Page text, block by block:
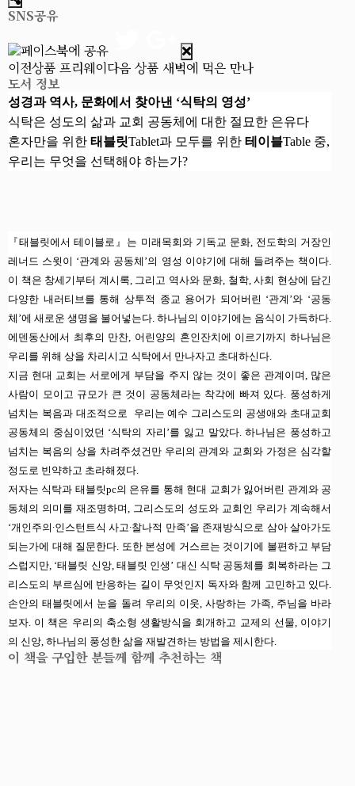
SNS공유
이전상품 프리웨이다음 상품 새벽에 먹은 만나
도서 정보
성경과 역사, 문화에서 찾아낸 ‘식탁의 영성’
식탁은 성도의 삶과 교회 공동체에 대한 절묘한 은유다
혼자만을 위한 태블릿Tablet과 모두를 위한 테이블Table 중,
우리는 무엇을 선택해야 하는가?
『태블릿에서 테이블로 』 는 미래목회와 기독교 문화, 전도학의 거장인
레너드 스윗이 ‘관계와 공동체 ’의 영성 이야기에 대해 들려주는 책이다.
이 책은 창세기부터 계시록, 그리고 역사와 문화, 철학, 사회 현상에 담긴
다양한 내러티브를 통해 상투적 종교 용어가 되어버린 ‘관계 ’와 ‘공동
체 ’에 새로운 생명을 불어넣는다. 하나님의 이야기에는 음식이 가득하다.
에덴동산에서 최후의 만찬, 어린양의 혼인잔치에 이르기까지 하나님은
우리를 위해 상을 차리시고 식탁에서 만나자고 초대하신다.
지금 현대 교회는 서로에게 부담을 주지 않는 것이 좋은 관계이며, 많은
사람이 모이고 규모가 큰 것이 공동체라는 착각에 빠져 있다. 풍성하게
넘치는 복음과 대조적으로
우리는 예수 그리스도의 공생애와 초대교회
공동체의 중심이었던 ‘식탁의 자리 ’를 잃고 말았다.하나님은 풍성하고
넘치는 복음의 상을 차려주셨건만 우리의 관계와 교회와 가정은 심각할
정도로 빈약하고 초라해졌다.
저자는 식탁과 태블릿pc의 은유를 통해 현대 교회가 잃어버린 관계와 공
동체의 의미를 재조명하며, 그리스도의 성도와 교회인 우리가 계속해서
‘개인주의 ∙인스턴트식 사고∙찰나적 만족’을 존재방식으로 삼아 살아가도
되는가에 대해 질문한다. 또한 본성에 거스르는 것이기에 불편하고 부담
스럽지만, ‘태블릿 신앙,태블릿 인생’ 대신 식탁 공동체를 회복하라는 그
리스도의 부르심에 반응하는 길이 무엇인지 독자와 함께 고민하고 있다.
손안의 태블릿에서 눈을 돌려 우리의 이웃,사랑하는 가족, 주님을 바라
보자. 이 책은 우리의 축소형 생활방식을 회개하고 교제의 선물, 이야기
의 신앙, 하나님의 풍성한 삶을 재발견하는 방법을 제시한다.
이 책을 구입한 분들께 함께 추천하는 책